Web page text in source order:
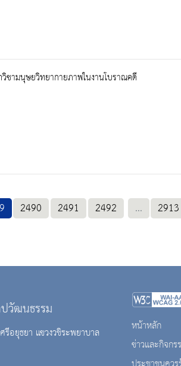
ชามนุษยวิทยากายภาพในงานโบราณคดี
2490 2491 2492 ... 2913
วัฒนธรรม
ยุธยา แขวงวชิระพยาบาล
หน้าหลัก
ข่าวและกิจกร